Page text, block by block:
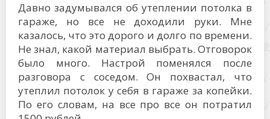
Давно задумывался об утеплении потолка в
гараже, но все не доходили руки. Мне
казалось, что это дорого и долго по времени.
Не знал, какой материал выбрать. Отговорок
было много. Настрой поменялся после
разговора с соседом. Он похвастал, что
утеплил потолок у себя в гараже за копейки.
По его словам, на все про все он потратил